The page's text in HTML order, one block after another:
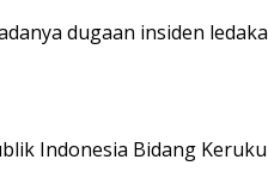
dugaan insiden
Indonesia Bidang